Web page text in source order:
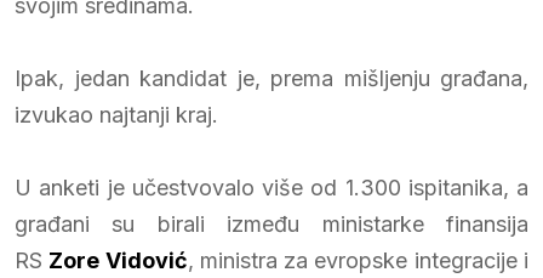
svojim sredinama.
Ipak, jedan kandidat je, prema mišljenju građana,
izvukao najtanji kraj.
U anketi je učestvovalo više od 1.300 ispitanika, a
građani su birali između ministarke finansija
RS Zore Vidović, ministra za evropske integracije i